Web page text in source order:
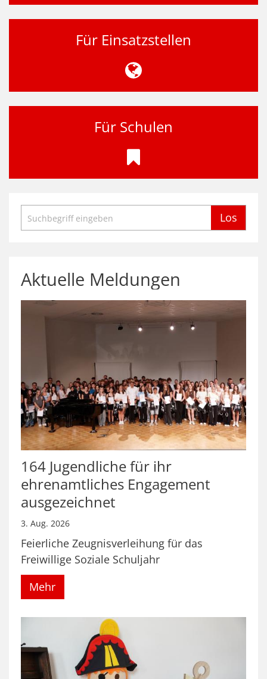
Für Einsatzstellen
Für Schulen
Suche Los
Aktuelle Meldungen
164 Jugendliche für ihr
ehrenamtliches Engagement
ausgezeichnet
3. Aug. 2026
Feierliche Zeugnisverleihung für das
Freiwillige Soziale Schuljahr
Mehr